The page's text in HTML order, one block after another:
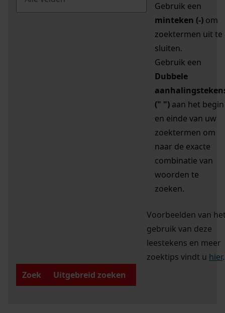
Gebruik een
minteken (-) om
zoektermen uit te
sluiten.
Gebruik een
Dubbele
(" ") aan het begin
en einde van uw
zoektermen om
naar de exacte
combinatie van
woorden te
zoeken.
Voorbeelden van
gebruik van deze
leestekens en meer
zoektips vindt u hier.
Zoek
Uitgebreid zoeken